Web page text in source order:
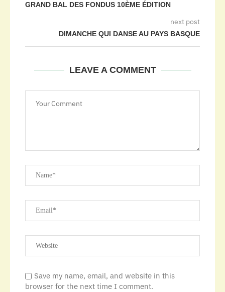
GRAND BAL DES FONDUS 10ÈME ÉDITION
next post
DIMANCHE QUI DANSE AU PAYS BASQUE
LEAVE A COMMENT
Save my name, email, and website in this
browser for the next time I comment.